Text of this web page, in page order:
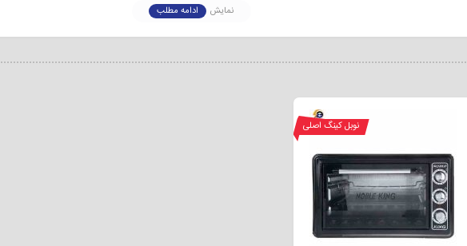
اجاق گاز طرح فر
گاز مبله گلدفراست مدل ۳۴۵ اطلاعات بیشتری کسب نمایید.
رسیده است، اما مدل های جدیدتر و مشابه آن در دسترس هستند. برای مشاهده تمامی اجاق گازهای مبله و انتخاب
نمایش ادامه مطلب
نوبل کینگ اصلی